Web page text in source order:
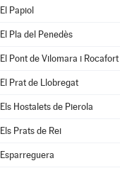
El Papiol
El Pla del Penedès
El Pont de Vilomara i Rocafort
El Prat de Llobregat
Els Hostalets de Pierola
Els Prats de Rei
Esparreguera